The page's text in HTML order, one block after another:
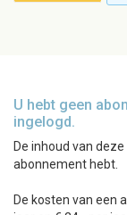
U hebt geen
ingelogd.
De inhoud van
abonnement hebt.
De kosten van een